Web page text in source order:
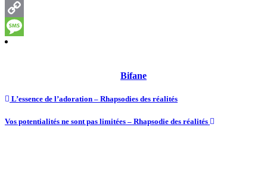
Gmail
Copy
Link
Message
Bifane
L’essence de l’adoration – Rhapsodies des réalités
Vos potentialités ne sont pas limitées – Rhapsodie des réalités